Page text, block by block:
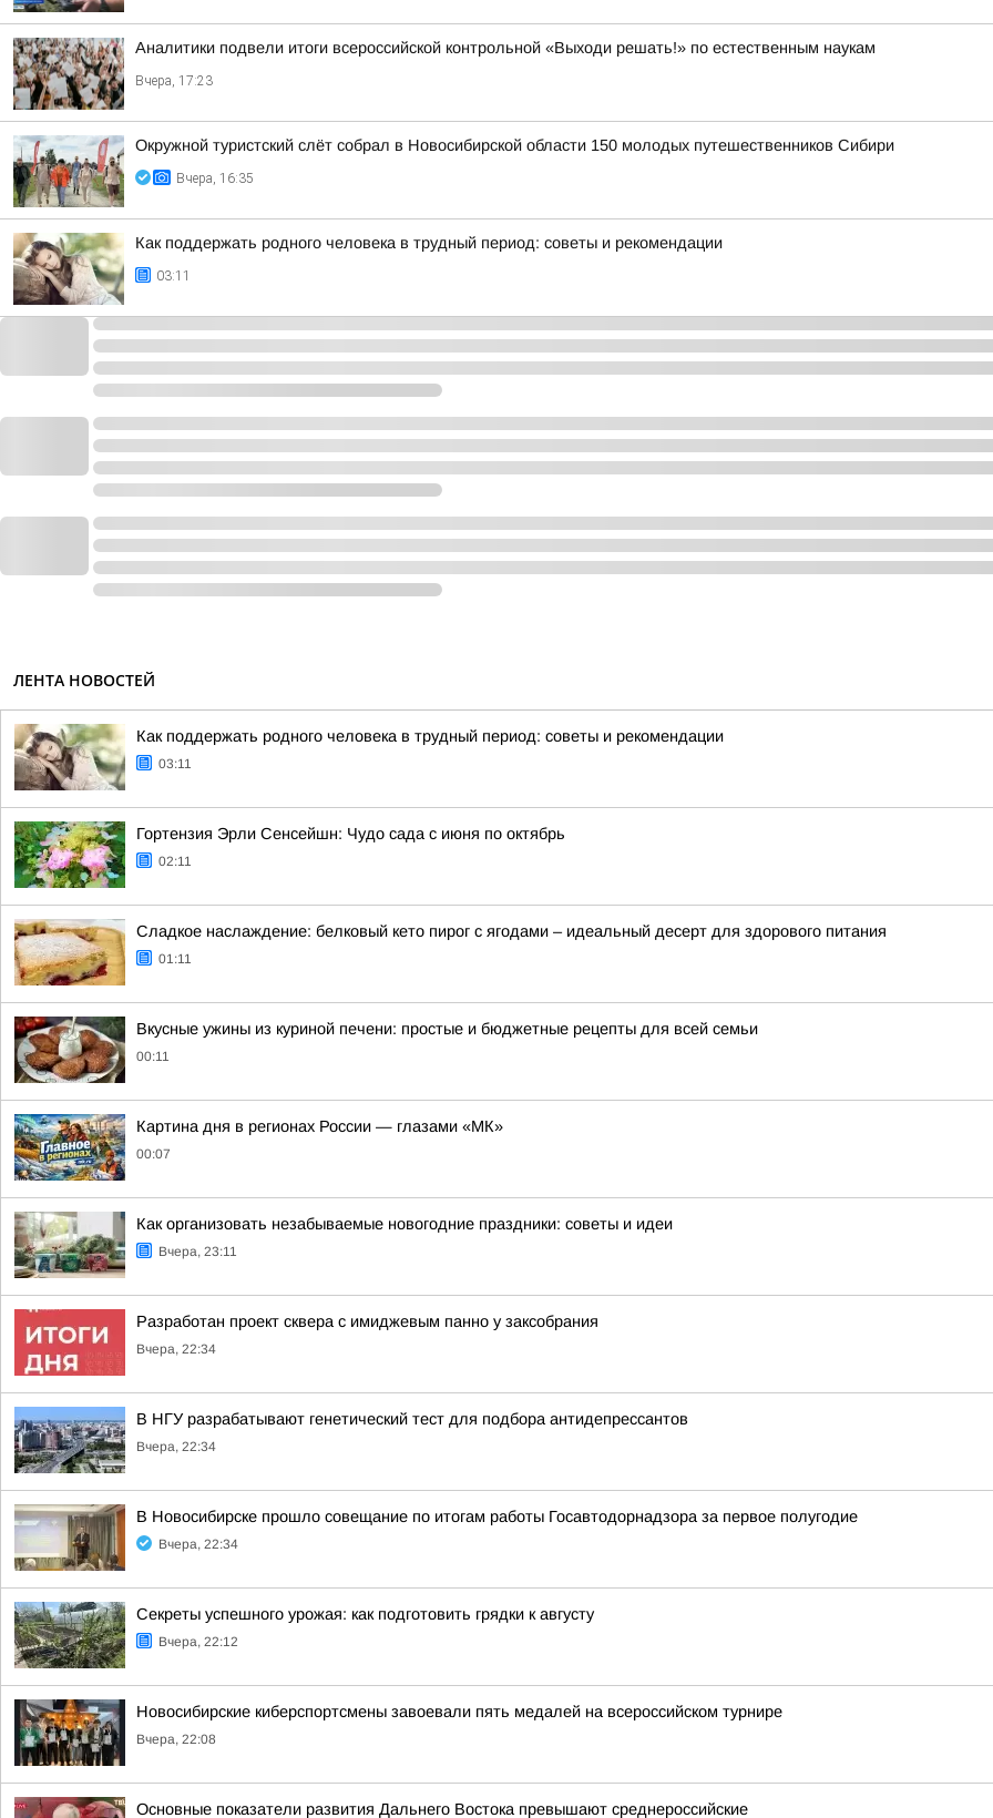
Аналитики подвели итоги всероссийской контрольной «Выходи решать!» по естественным наукам
Вчера, 17:23
Окружной туристский слёт собрал в Новосибирской области 150 молодых путешественников Сибири
Вчера, 16:35
Как поддержать родного человека в трудный период: советы и рекомендации
03:11
ЛЕНТА НОВОСТЕЙ
Как поддержать родного человека в трудный период: советы и рекомендации
03:11
Гортензия Эрли Сенсейшн: Чудо сада с июня по октябрь
02:11
Сладкое наслаждение: белковый кето пирог с ягодами – идеальный десерт для здорового питания
01:11
Вкусные ужины из куриной печени: простые и бюджетные рецепты для всей семьи
00:11
Картина дня в регионах России — глазами «МК»
00:07
Как организовать незабываемые новогодние праздники: советы и идеи
Вчера, 23:11
Разработан проект сквера с имиджевым панно у заксобрания
Вчера, 22:34
В НГУ разрабатывают генетический тест для подбора антидепрессантов
Вчера, 22:34
В Новосибирске прошло совещание по итогам работы Госавтодорнадзора за первое полугодие
Вчера, 22:34
Секреты успешного урожая: как подготовить грядки к августу
Вчера, 22:12
Новосибирские киберспортсмены завоевали пять медалей на всероссийском турнире
Вчера, 22:08
Основные показатели развития Дальнего Востока превышают среднероссийские